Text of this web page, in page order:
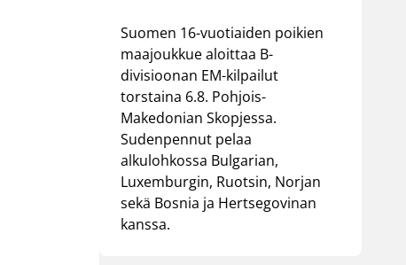
Suomen 16-vuotiaiden poikien
maajoukkue aloittaa B-
divisioonan EM-kilpailut
torstaina 6.8. Pohjois-
Makedonian Skopjessa.
Sudenpennut pelaa
alkulohkossa Bulgarian,
Luxemburgin, Ruotsin, Norjan
sekä Bosnia ja Hertsegovinan
kanssa.